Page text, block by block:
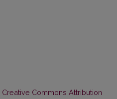
Creative Commons Attribution